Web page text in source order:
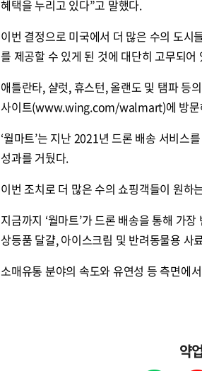
혜택을 누리고 있다”고 말했다.
이번 결정으로 미국에서 더 많은 수의 도
를 제공할 수 있게 된 것에 대단히 고무되어
애틀란타, 샬럿, 휴스턴, 올랜도 및 탬파 등
사이트(www.wing.com/walmart)에 방문
‘월마트’는 지난 2021년 드론 배송 서비스
성과를 거뒀다.
이번 조치로 더 많은 수의 쇼핑객들이 원하
지금까지 ‘월마트’가 드론 배송을 통해 가
상등품 달걀, 아이스크림 및 반려동물용 사
소매유통 분야의 속도와 유연성 등 측면에
약